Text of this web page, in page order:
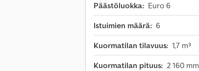
Päästöluokka: Euro 6
Istuimien määrä: 6
Kuormatilan tilavuus: 1,7 m³
Kuormatilan pituus: 2 160 mm